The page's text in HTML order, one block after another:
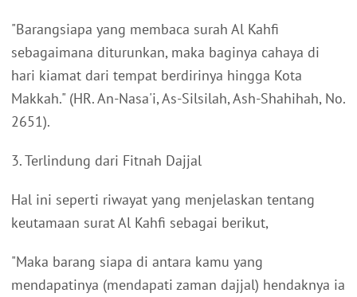
"Barangsiapa yang membaca surah Al Kahfi
sebagaimana diturunkan, maka baginya cahaya di
hari kiamat dari tempat berdirinya hingga Kota
Makkah." (HR. An-Nasa'i, As-Silsilah, Ash-Shahihah, No.
2651).
3. Terlindung dari Fitnah Dajjal
Hal ini seperti riwayat yang menjelaskan tentang
keutamaan surat Al Kahfi sebagai berikut,
"Maka barang siapa di antara kamu yang
mendapatinya (mendapati zaman dajjal) hendaknya ia